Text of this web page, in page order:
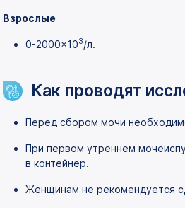
Взрослые
0-2000×103/л.
Как проводят
Перед сбором мочи
При первом утреннем
в контейнер.
Женщинам не рекомендуется